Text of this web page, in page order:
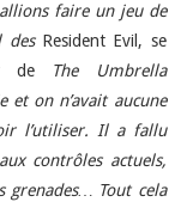
faire un jeu de
desResident Evil, se
de The Umbrella
et on n’avait aucune
l’utiliser. Il a fallu
contrôles actuels,
grenades… Tout cela